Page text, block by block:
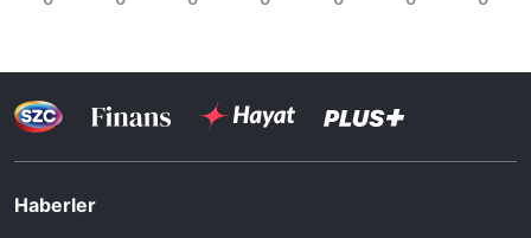
Haberler